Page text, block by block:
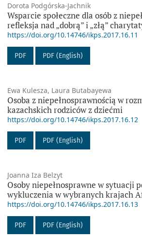
Dorota Podgórska-Jachnik
Wsparcie społeczne dla osób z
refleksja nad „dobrą” i „złą”
https://doi.org/10.14746/ikps.2017.16.11
PDF PDF (English)
Ewa Kulesza, Laura Butabayewa
Osoba z niepełnosprawnością w
kazachskich rodziców z dziećmi
https://doi.org/10.14746/ikps.2017.16.12
PDF PDF (English)
Joanna Iza Belzyt
Osoby niepełnosprawne w sytuacji
wykluczenia w wybranych krajach
https://doi.org/10.14746/ikps.2017.16.13
PDF PDF (English)